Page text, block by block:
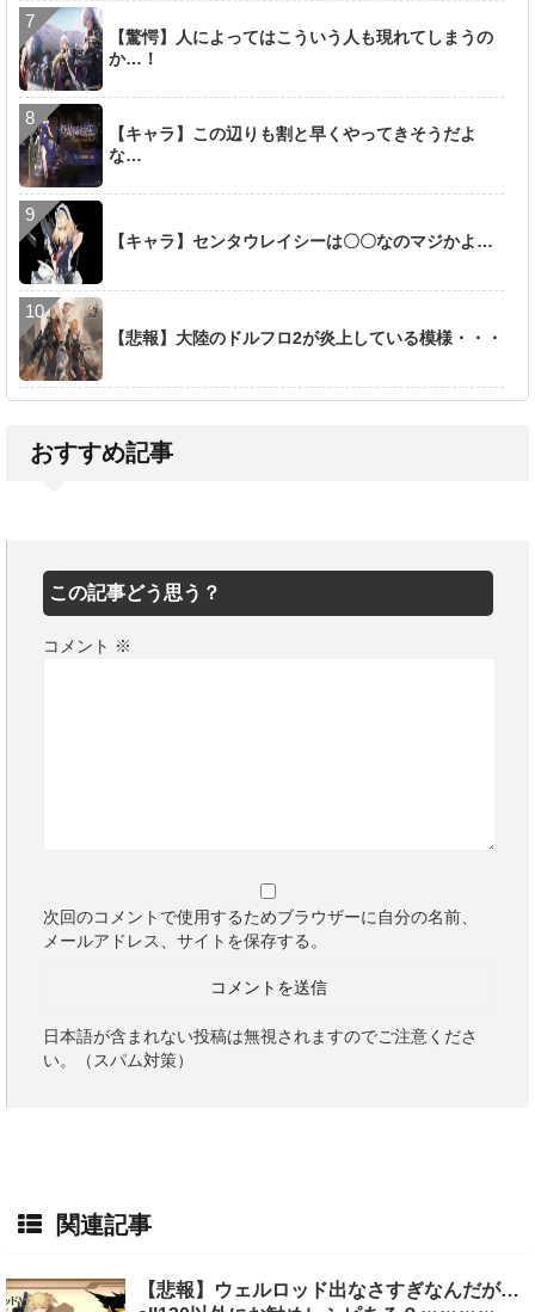
【驚愕】人によってはこういう人も現れてしまうの
か…！
【キャラ】この辺りも割と早くやってきそうだよ
な…
【キャラ】センタウレイシーは〇〇なのマジかよ…
【悲報】大陸のドルフロ2が炎上している模様・・・
おすすめ記事
この記事どう思う？
コメント ※
次回のコメントで使用するためブラウザーに自分の名前、
メールアドレス、サイトを保存する。
日本語が含まれない投稿は無視されますのでご注意くださ
い。（スパム対策）
関連記事
【悲報】ウェルロッド出なさすぎなんだが…